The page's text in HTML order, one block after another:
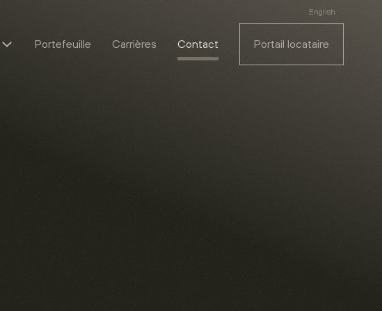
English
Portefeuille Carrières Contact Portail locataire